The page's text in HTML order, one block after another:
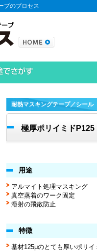
プのプロセス
耐熱マスキングテープ／シール
極厚ポリイミドP125
用途
アルマイト処理マスキング
真空蒸着のワーク固定
溶射の飛散防止
特徴
基材125μのとても厚いポリ